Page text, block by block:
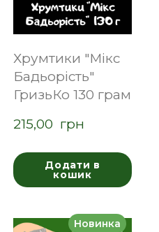
Хрумтики "Мікс
Бадьорість"
ГризьКо 130 грам
215,00  грн
Додати в
кошик
Новинка